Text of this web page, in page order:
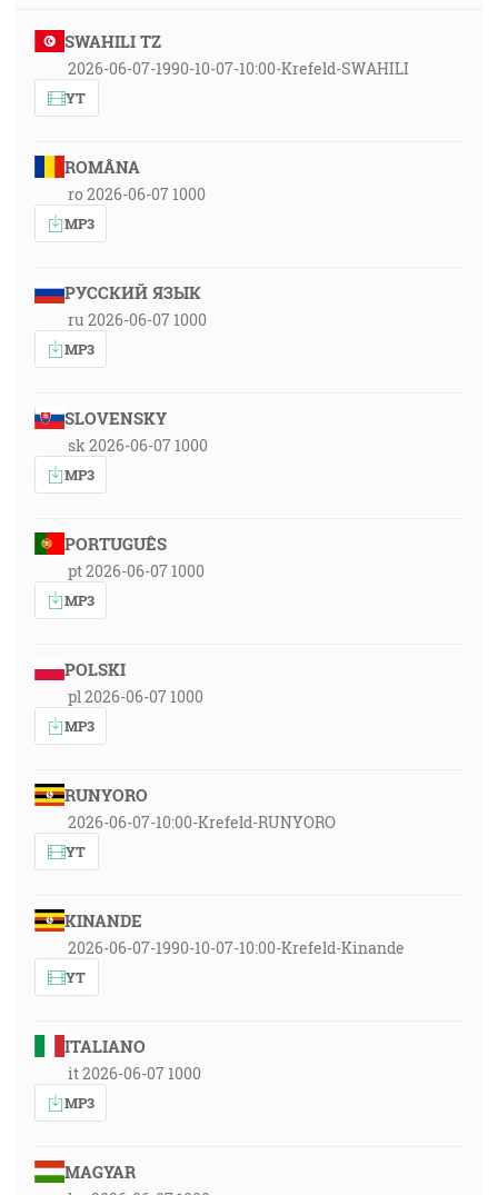
SWAHILI TZ
2026-06-07-1990-10-07-10:00-Krefeld-SWAHILI
YT
ROMÂNA
ro 2026-06-07 1000
MP3
РУССКИЙ ЯЗЫК
ru 2026-06-07 1000
MP3
SLOVENSKY
sk 2026-06-07 1000
MP3
PORTUGUÊS
pt 2026-06-07 1000
MP3
POLSKI
pl 2026-06-07 1000
MP3
RUNYORO
2026-06-07-10:00-Krefeld-RUNYORO
YT
KINANDE
2026-06-07-1990-10-07-10:00-Krefeld-Kinande
YT
ITALIANO
it 2026-06-07 1000
MP3
MAGYAR